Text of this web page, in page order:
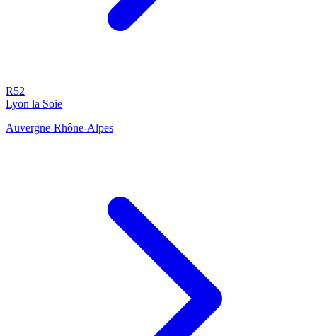
R52
Lyon la Soie
Auvergne-Rhône-Alpes